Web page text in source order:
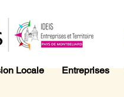
Locale Entreprises